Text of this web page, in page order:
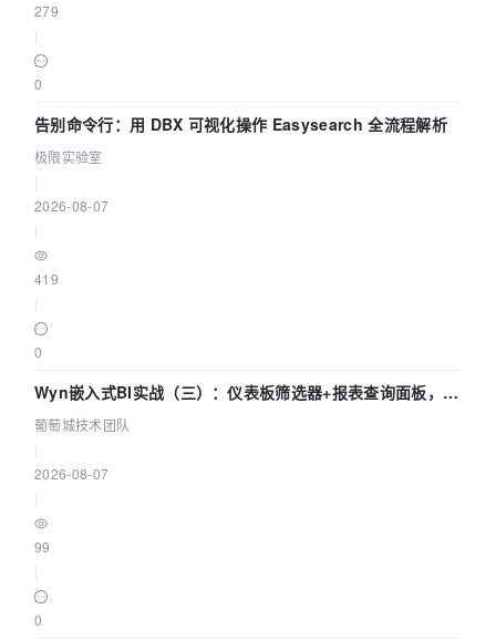
279
0
告别命令行：用 DBX 可视化操作 Easysearch 全流程解析
极限实验室
2026-08-07
419
0
Wyn嵌入式BI实战（三）：仪表板筛选器+报表查询面板，参
数联动全闭环
葡萄城技术团队
2026-08-07
99
0